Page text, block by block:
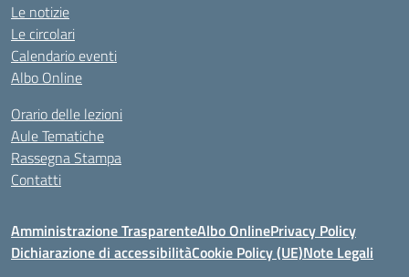
Le notizie
Le circolari
Calendario eventi
Albo Online
Orario delle lezioni
Aule Tematiche
Rassegna Stampa
Contatti
Amministrazione TrasparenteAlbo OnlinePrivacy Policy
Dichiarazione di accessibilitàCookie Policy (UE)Note Legali